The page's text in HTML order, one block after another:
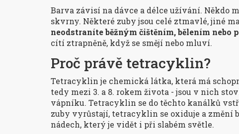
Barva závisí na dávce a délce užívání. Někdo
skvrny. Některé zuby jsou celé ztmavlé, jiné
neodstraníte běžným čištěním, bělením nebo
cítí ztrapněně, když se smějí nebo mluví.
Proč právě tetracyklin?
Tetracyklin je chemická látka, která má
tedy mezi 3. a 8. rokem života - jsou v nich
vápníku. Tetracyklin se do těchto kanálků
zuby vyrůstají, tetracyklin se oxiduje a změní
nádech, který je vidět i při slabém světle.